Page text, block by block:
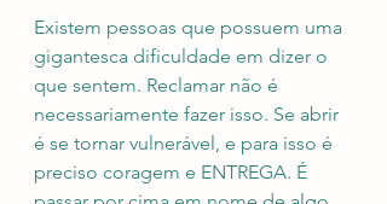
Existem pessoas que possuem uma
gigantesca dificuldade em dizer o
que sentem. Reclamar não é
necessariamente fazer isso. Se abrir
é se tornar vulnerável, e para isso é
preciso coragem e ENTREGA. É